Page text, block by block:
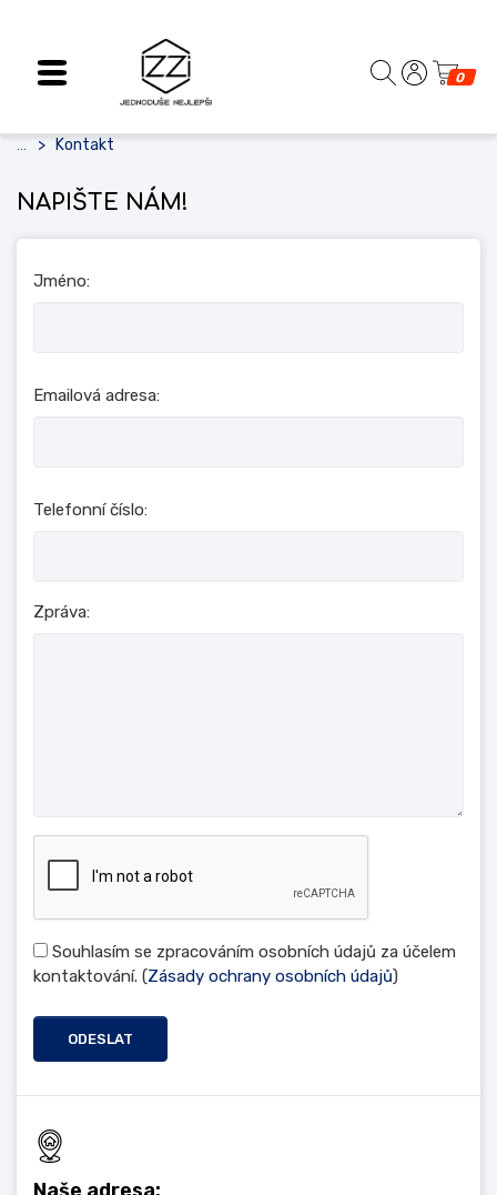
0
Kontakt
NAPIŠTE NÁM!
Jméno:
Emailová adresa:
Telefonní číslo:
Zpráva:
Souhlasím se zpracováním osobních údajů za účelem
kontaktování. (Zásady ochrany osobních údajů)
ODESLAT